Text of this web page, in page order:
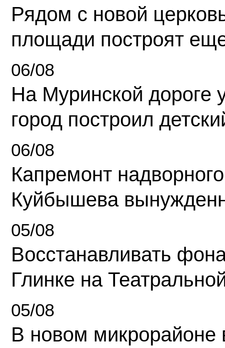
Рядом с новой
площади построят
06/08
На Муринской дороге
город построил
06/08
Капремонт
Куйбышева
05/08
Восстанавливать
Глинке на
05/08
В новом микрорайоне